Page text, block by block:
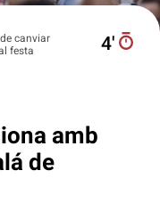
canviar
festa
4′
amb
de